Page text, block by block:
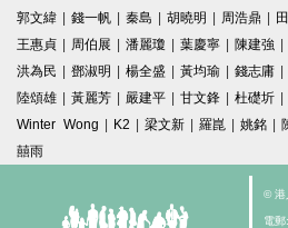
郭文緯 | 錢一帆 | 秦島 | 胡曉明 | 周浩鼎 |
王惠貞 | 周伯展 | 潘麗瓊 | 葉慶寧 | 陳建強 |
洪為民 | 鄧淑明 | 楊全盛 | 黃均瑜 | 錢志庸 |
陸頌雄 | 黃麗芳 | 嚴建平 | 甘文鋒 | 杜礎圻 |
Winter Wong | K2 | 梁文新 | 羅崑 | 姚銘 |
囍雨
© 港
電